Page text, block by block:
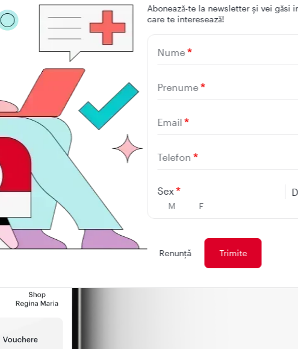
Aboneazǎ-te la newsletter și vei gǎsi
care te intereseazǎ!
Nume
Prenume
Email
Telefon
Sex
M F
Renunţă
mobilă